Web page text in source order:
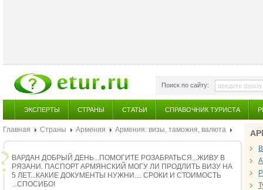
Поиск по сайту:
ЭКСПЕРТЫ СТРАНЫ СТАТЬИ СПРАВОЧНИК ТУРИСТА
Главная Страны Армения Армения: визы, таможня, валюта
ВАРДАН ДОБРЫЙ ДЕНЬ...ПОМОГИТЕ РОЗАБРАТЬСЯ...ЖИВУ В
РЯЗАНИ. ПАСПОРТ АРМЯНСКИЙ МОГУ ЛИ ПРОДЛИТЬ ВИЗУ НА
5 ЛЕТ...КАКИЕ ДОКУМЕНТЫ НУЖНИ.... СРОКИ И СТОИМОСТЬ
...СПОСИБО!